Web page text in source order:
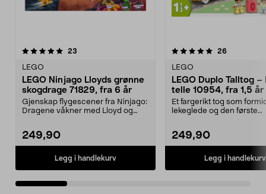
23
LEGO
LEGO Ninjago Lloyds grønne
skogdrage 71829, fra 6 år
Gjenskap flygescener fra Ninjago:
Dragene våkner med Lloyd og
249,90
Legg i handlekurv
5.0 av 5 stjerner 26
LEGO
LEGO Duplo Talltog
telle 10954, fra 1,5 år
Et fargerikt tog som
lekeglede og den første
249,90
Legg i handlekurv
4.5 av 5 stjerner